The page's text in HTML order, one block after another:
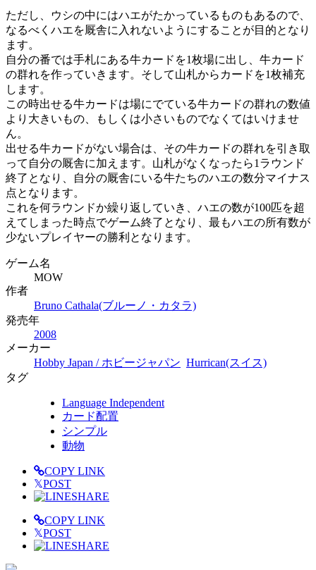
ただし、ウシの中にはハエがたかっているものもあるので、
なるべくハエを厩舎に入れないようにすることが目的となり
ます。
自分の番では手札にある牛カードを1枚場に出し、牛カード
の群れを作っていきます。そして山札からカードを1枚補充
します。
この時出せる牛カードは場にでている牛カードの群れの数値
より大きいもの、もしくは小さいものでなくてはいけませ
ん。
出せる牛カードがない場合は、その牛カードの群れを引き取
って自分の厩舎に加えます。山札がなくなったら1ラウンド
終了となり、自分の厩舎にいる牛たちのハエの数分マイナス
点となります。
これを何ラウンドか繰り返していき、ハエの数が100匹を超
えてしまった時点でゲーム終了となり、最もハエの所有数が
少ないプレイヤーの勝利となります。
ゲーム名
MOW
作者
Bruno Cathala(ブルーノ・カタラ)
発売年
2008
メーカー
Hobby Japan / ホビージャパン Hurrican(スイス)
タグ
Language Independent
カード配置
シンプル
動物
COPY LINK
𝕏POST
SHARE
COPY LINK
𝕏POST
SHARE